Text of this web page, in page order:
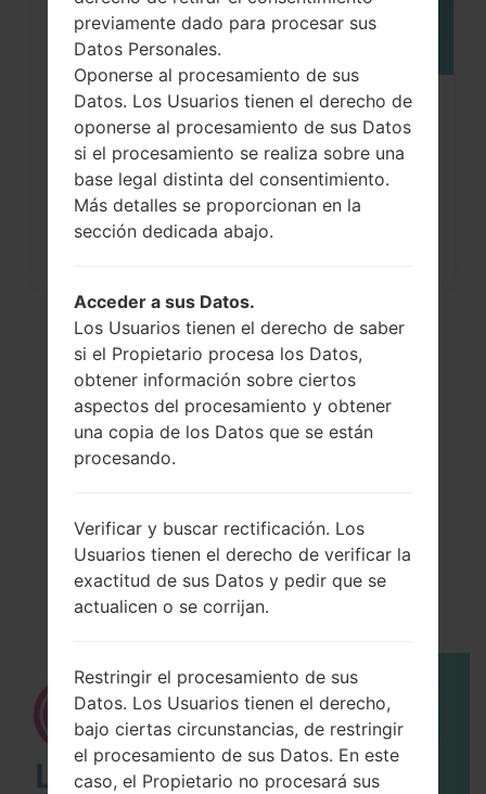
¿Cómo restablecer datos de fábrica
a través del menú...
El vídeo
LGV400(LGV400)
akaLG G Pad 7.0
previamente dado para procesar sus
Datos Personales.
Oponerse al procesamiento de sus
Datos. Los Usuarios tienen el derecho de
oponerse al procesamiento de sus Datos
si el procesamiento se realiza sobre una
base legal distinta del consentimiento.
Más detalles se proporcionan en la
sección dedicada abajo.
Acceder a sus Datos.
Los Usuarios tienen el derecho de saber
si el Propietario procesa los Datos,
obtener información sobre ciertos
aspectos del procesamiento y obtener
una copia de los Datos que se están
procesando.
Verificar y buscar rectificación. Los
Usuarios tienen el derecho de verificar la
exactitud de sus Datos y pedir que se
actualicen o se corrijan.
Restringir el procesamiento de sus
Datos. Los Usuarios tienen el derecho,
bajo ciertas circunstancias, de restringir
el procesamiento de sus Datos. En este
caso, el Propietario no procesará sus